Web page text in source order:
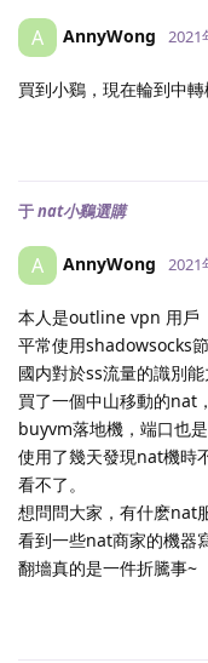
A AnnyWong 2021
買到小鷄，現在輪到中
于nat小鷄選購
A AnnyWong 2021
本人是outline vpn 用戶
平常使用shadowsocks
國内對於ss流量的識別
買了一個中山移動的nat
buyvm落地機，端口也
使用了幾天發現nat機時
看不了。
想問問大家，有什麽nat
看到一些nat商家的機器
翻墻真的是一件折騰事~